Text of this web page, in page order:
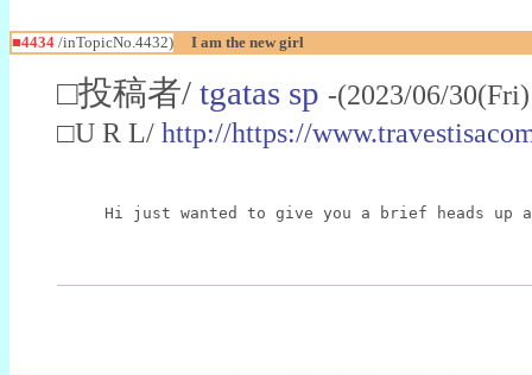
■4434 /inTopicNo.4432) I am the new girl
□投稿者/ tgatas sp -(2023/06/
□U R L/ http://https://
Hi just wanted to give you a brief heads